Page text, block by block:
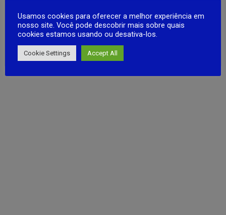
steampunk devastado por um antigo cataclismo. Neste
RPG de ação frenético, você é um agente dos Vigilantes
Eternos, encarregado de proteger a nova civilização contra
forças que ameaçam …
Usamos cookies para oferecer a melhor experiência em
nosso site. Você pode descobrir mais sobre quais
cookies estamos usando ou desativa-los.
Cookie Settings Accept All